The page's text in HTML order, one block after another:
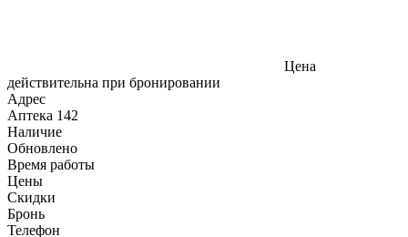
Цена
действительна при бронировании
Адрес
Аптека 142
Наличие
Обновлено
Время работы
Цены
Скидки
Бронь
Телефон